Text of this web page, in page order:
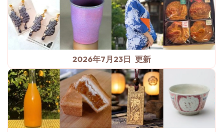
2026年7月23日